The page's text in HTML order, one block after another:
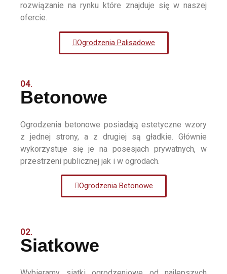
rozwiązanie na rynku które znajduje się w naszej
ofercie.
Ogrodzenia Palisadowe
04.
Betonowe
Ogrodzenia betonowe posiadają estetyczne wzory
z jednej strony, a z drugiej są gładkie. Głównie
wykorzystuje się je na posesjach prywatnych, w
przestrzeni publicznej jak i w ogrodach.
Ogrodzenia Betonowe
02.
Siatkowe